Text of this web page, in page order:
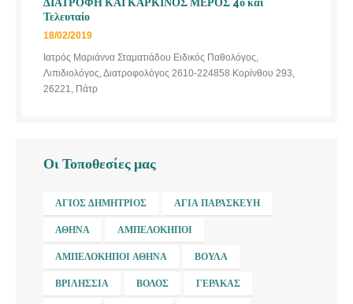
Τελευταίο
18/02/2019
Ιατρός Μαριάννα Σταματιάδου Ειδικός Παθολόγος,
Λιπιδιολόγος, Διατροφολόγος 2610-224858 Κορίνθου 293,
26221, Πάτρ
Οι Τοποθεσίες μας
ΆΓΙΟΣ ΔΗΜΉΤΡΙΟΣ ΑΓΊΑ ΠΑΡΑΣΚΕΥΉ
ΑΘΉΝΑ ΑΜΠΕΛΌΚΗΠΟΙ
ΑΜΠΕΛΌΚΗΠΟΙ ΑΘΉΝΑ ΒΟΎΛΑ
ΒΡΙΛΉΣΣΙΑ ΒΌΛΟΣ ΓΈΡΑΚΑΣ